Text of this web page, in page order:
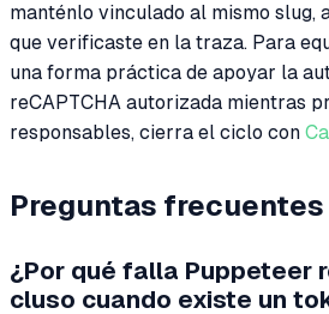
manténlo vinculado al mismo slug,
que verificaste en la traza. Para
una forma práctica de apoyar la
reCAPTCHA autorizada mientras
responsables, cierra el ciclo con
Preguntas frecuentes
¿Por qué falla Puppeteer
cluso cuando existe un